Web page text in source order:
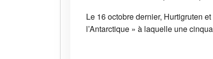
Le 16 octobre dernier, Hurtigruten
l’Antarctique » à laquelle une